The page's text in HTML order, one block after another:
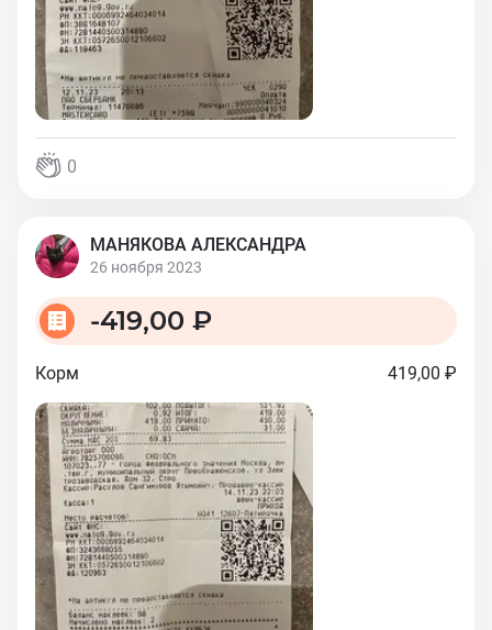
0
МАНЯКОВА АЛЕКСАНДРА
26 ноября 2023
-419,00 ₽
Корм 419,00 ₽